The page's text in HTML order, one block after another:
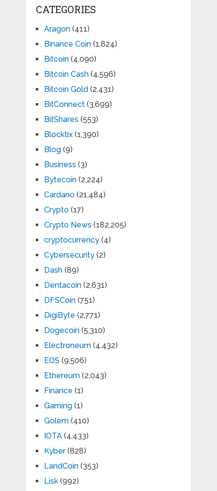
CATEGORIES
Aragon(411)
Binance Coin(1,824)
Bitcoin(4,090)
Bitcoin Cash(4,596)
Bitcoin Gold (2,431)
BitConnect(3,699)
BitShares (553)
Blocktix(1,390)
Blog(9)
Business (3)
Bytecoin(2,224)
Cardano(21,484)
Crypto(17)
Crypto News (182,205)
cryptocurrency(4)
Cybersecurity(2)
Dash(89)
Dentacoin(2,631)
DFSCoin(751)
DigiByte (2,771)
Dogecoin(5,310)
Electroneum(4,432)
EOS (9,506)
Ethereum(2,043)
Finance (1)
Gaming(1)
Golem(410)
IOTA(4,433)
Kyber(828)
LandCoin(353)
Lisk(992)